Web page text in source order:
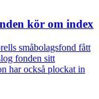
kör om index
småbolagsfond fått
fonden sitt
har också plockat in